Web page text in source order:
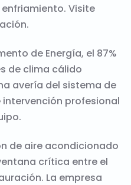
Visite
de Energía, el 87%
de clima cálido
avería del sistema de
profesional
de aire acondicionado
crítica entre el
La empresa